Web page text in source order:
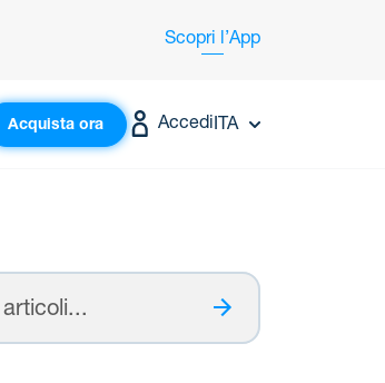
Scopri l’App
Acquista ora AccediITA
Cerca